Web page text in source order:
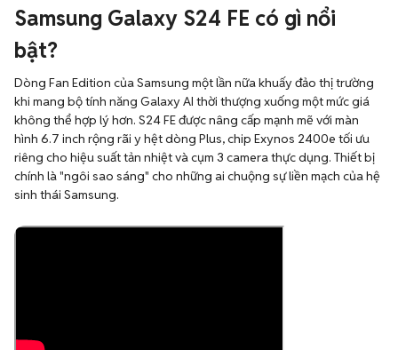
Samsung Galaxy S24 FE có gì nổi
bật?
Dòng Fan Edition của Samsung một lần nữa khuấy đảo thị trường
khi mang bộ tính năng Galaxy AI thời thượng xuống một mức giá
không thể hợp lý hơn. S24 FE được nâng cấp mạnh mẽ với màn
hình 6.7 inch rộng rãi y hệt dòng Plus, chip Exynos 2400e tối ưu
riêng cho hiệu suất tản nhiệt và cụm 3 camera thực dụng. Thiết bị
chính là "ngôi sao sáng" cho những ai chuộng sự liền mạch của hệ
sinh thái Samsung.